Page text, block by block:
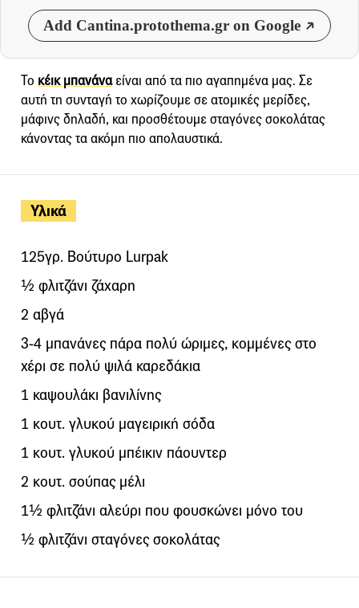
Add Cantina.protothema.gr on Google
Υλικά
125γρ. Βούτυρο Lurpak
½ φλιτζάνι ζάχαρη
2 αβγά
3-4 μπανάνες πάρα πολύ ώριμες, κομμένες στο
χέρι σε πολύ ψιλά καρεδάκια
1 καψουλάκι βανιλίνης
1 κουτ. γλυκού μαγειρική σόδα
1 κουτ. γλυκού μπέικιν πάουντερ
2 κουτ. σούπας μέλι
1½ φλιτζάνι αλεύρι που φουσκώνει μόνο του
½ φλιτζάνι σταγόνες σοκολάτας
Το κέικ μπανάναείναι από τα πιο αγαπημένα μας. Σε
αυτή τη συνταγή το χωρίζουμε σε ατομικές μερίδες,
μάφινς δηλαδή, και προσθέτουμε σταγόνες σοκολάτας
κάνοντας τα ακόμη πιο απολαυστικά.